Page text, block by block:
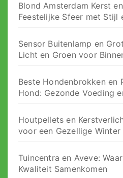
Blond Amsterdam Kerst
Feestelijke Sfeer met Stijl
Sensor Buitenlamp en
Licht en Groen voor
Beste Hondenbrokken
Hond: Gezonde Voeding
Houtpellets en
voor een Gezellige Winter
Tuincentra en Aveve:
Kwaliteit Samenkomen